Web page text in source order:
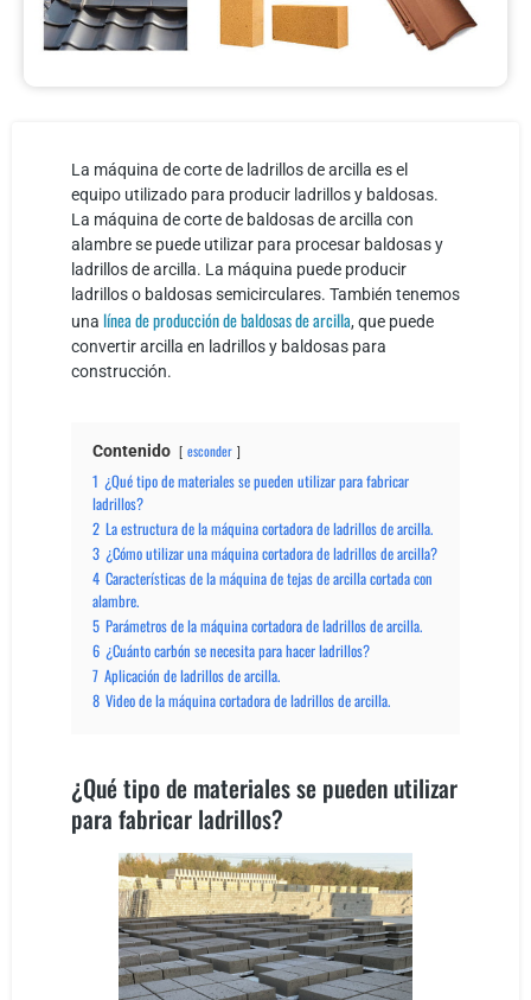
La máquina de corte de ladrillos de arcilla es el
equipo utilizado para producir ladrillos y baldosas.
La máquina de corte de baldosas de arcilla con
alambre se puede utilizar para procesar baldosas y
ladrillos de arcilla. La máquina puede producir
ladrillos o baldosas semicirculares. También tenemos
una línea de producción de baldosas de arcilla, que puede
convertir arcilla en ladrillos y baldosas para
construcción.
Contenido esconder
1 ¿Qué tipo de materiales se pueden utilizar para fabricar
ladrillos?
2 La estructura de la máquina cortadora de ladrillos de arcilla.
3 ¿Cómo utilizar una máquina cortadora de ladrillos de arcilla?
4 Características de la máquina de tejas de arcilla cortada con
alambre.
5 Parámetros de la máquina cortadora de ladrillos de arcilla.
6 ¿Cuánto carbón se necesita para hacer ladrillos?
7 Aplicación de ladrillos de arcilla.
8 Video de la máquina cortadora de ladrillos de arcilla.
¿Qué tipo de materiales se pueden utilizar
para fabricar ladrillos?